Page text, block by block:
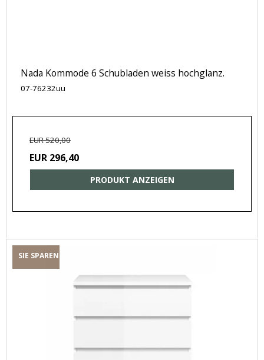
Nada Kommode 6 Schubladen weiss hochglanz.
07-76232uu
EUR 520,00
EUR 296,40
PRODUKT ANZEIGEN
SIE SPAREN